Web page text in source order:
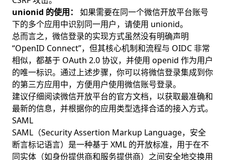
unionid 的使用：
如果需要在同一个微信开放平台账号
下的多个应用中识别同一用户，请使用 unionid。
总而言之，微信登录的实现方式虽然没有明确声明
“OpenID Connect”，但其核心机制和流程与 OIDC 非常
相似，都基于 OAuth 2.0 协议，并使用 openid 作为用户
的唯一标识。通过上述步骤，你可以将微信登录集成到你
的第三方应用中，方便用户使用微信账号登录。
建议仔细阅读微信开放平台的官方文档，以获取最准确和
最新的信息，并根据你的应用类型选择合适的接入方式。
SAML
SAML（Security Assertion Markup Language，安全
断言标记语言）是一种基于 XML 的开放标准，用于在不
同实体（如身份提供商和服务提供商）之间安全地交换用